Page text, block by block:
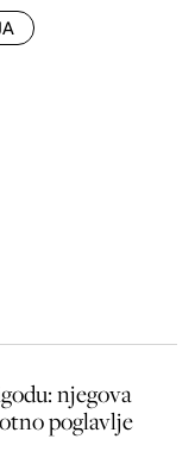
njegova
poglavlje